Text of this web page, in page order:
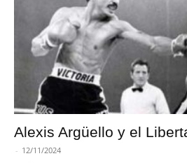
Alexis Argüello y el
- 12/11/2024